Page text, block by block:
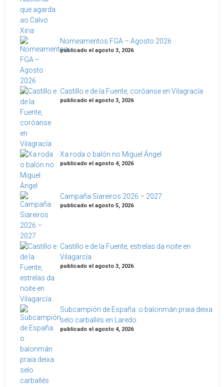
Nomeamentos FGA – Agosto 2026
publicado el agosto 3, 2026
Castillo e de la Fuente, coróanse en Vilagracía
publicado el agosto 3, 2026
Xa roda o balón no Miguel Ángel
publicado el agosto 4, 2026
Campaña Siareiros 2026 – 2027
publicado el agosto 5, 2026
Castillo e de la Fuente, estrelas da noite en
Vilagarcía
publicado el agosto 3, 2026
Subcampión de España: o balonmán praia deixa
selo carballés en Laredo
publicado el agosto 4, 2026